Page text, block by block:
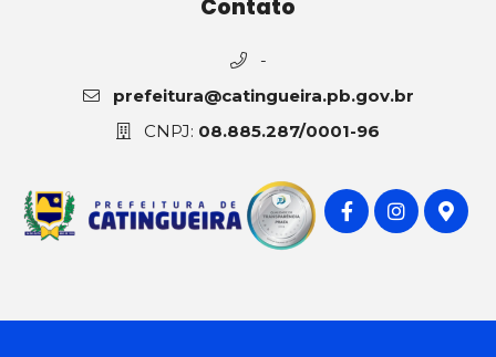
Contato
-
prefeitura@catingueira.pb.gov.br
CNPJ: 08.885.287/0001-96